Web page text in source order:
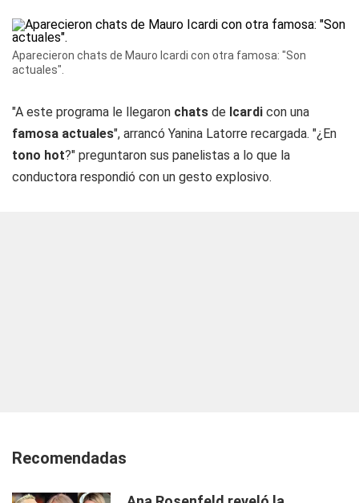
Aparecieron chats de Mauro Icardi con otra famosa: "Son
actuales".
"A este programa le llegaron chats de Icardi con una
famosa actuales", arrancó Yanina Latorre recargada. "¿En
tono hot?" preguntaron sus panelistas a lo que la
conductora respondió con un gesto explosivo.
Recomendadas